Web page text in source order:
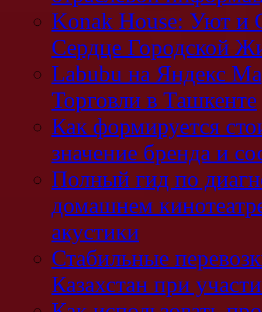
Konak House: Уют и
Сердце Городской
Labubu на Яндекс
Торговли в Ташкенте
Как формируется
значение бренда и
Полный гид по
домашнем
акустики
Стабильные
Казахстан при